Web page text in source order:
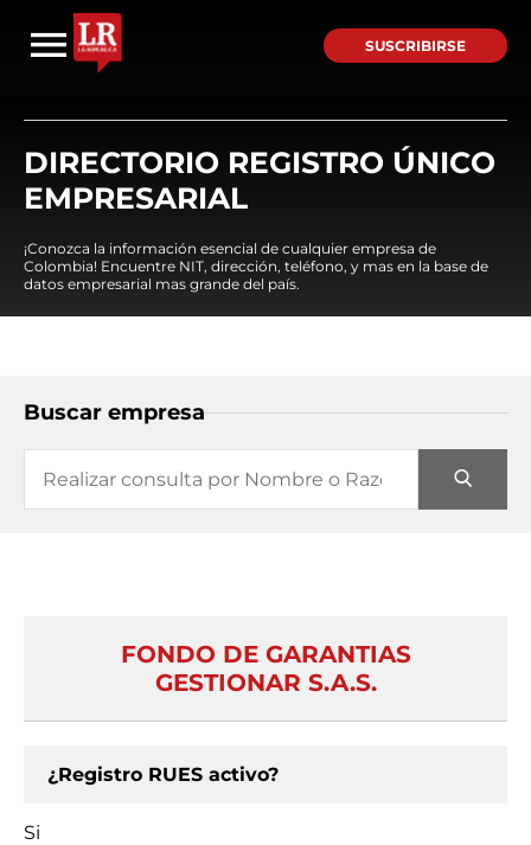
SUSCRIBIRSE
DIRECTORIO REGISTRO ÚNICO
EMPRESARIAL
¡Conozca la información esencial de cualquier empresa de
Colombia! Encuentre NIT, dirección, teléfono, y mas en la base de
datos empresarial mas grande del país.
Buscar empresa
FONDO DE GARANTIAS
GESTIONAR S.A.S.
¿Registro RUES activo?
Si